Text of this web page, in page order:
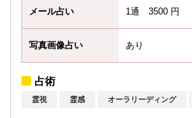
メール占い 1通 3500 円
写真画像占い あり
占術
霊視 霊感 オーラリーディング